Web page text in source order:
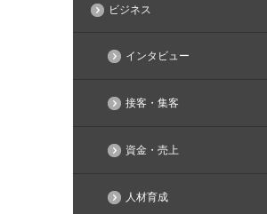
ビジネス
インタビュー
接客・集客
資金・売上
人材育成